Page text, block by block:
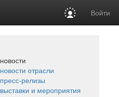
Войти
новости
новости отрасли
пресс-релизы
выставки и мероприятия